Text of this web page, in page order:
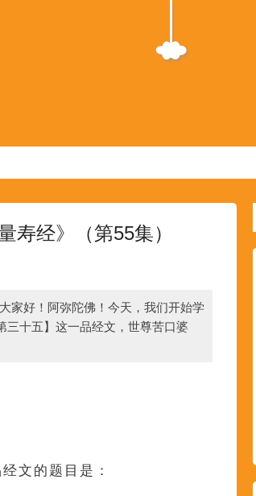
寿经》（第55集）
家好！阿弥陀佛！今天，我们开始学
三十五】这一品经文，世尊苦口婆
文的题目是：